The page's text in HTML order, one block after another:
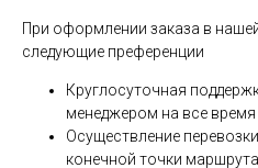
При оформлении заказа в
следующие преференции
Круглосуточная
менеджером на все время
Осуществление
конечной точки